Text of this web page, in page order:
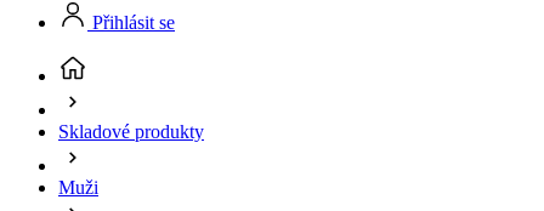
Přihlásit se
Skladové produkty
Muži